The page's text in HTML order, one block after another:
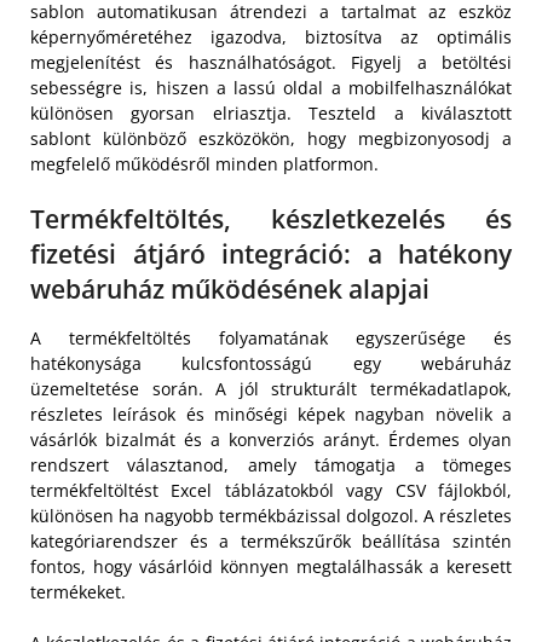
sablon automatikusan átrendezi a tartalmat az eszköz
képernyőméretéhez igazodva, biztosítva az optimális
megjelenítést és használhatóságot. Figyelj a betöltési
sebességre is, hiszen a lassú oldal a mobilfelhasználókat
különösen gyorsan elriasztja. Teszteld a kiválasztott
sablont különböző eszközökön, hogy megbizonyosodj a
megfelelő működésről minden platformon.
Termékfeltöltés, készletkezelés és
fizetési átjáró integráció: a hatékony
webáruház működésének alapjai
A termékfeltöltés folyamatának egyszerűsége és
hatékonysága kulcsfontosságú egy webáruház
üzemeltetése során. A jól strukturált termékadatlapok,
részletes leírások és minőségi képek nagyban növelik a
vásárlók bizalmát és a konverziós arányt. Érdemes olyan
rendszert választanod, amely támogatja a tömeges
termékfeltöltést Excel táblázatokból vagy CSV fájlokból,
különösen ha nagyobb termékbázissal dolgozol. A részletes
kategóriarendszer és a termékszűrők beállítása szintén
fontos, hogy vásárlóid könnyen megtalálhassák a keresett
termékeket.